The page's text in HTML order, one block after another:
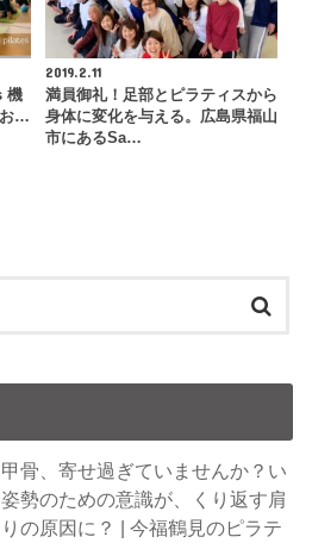
機
お…
2019.2.11
満員御礼！足部とピラティスから
身体に変化を与える。広島県福山
市にあるSa…
骨、寄せ過ぎていませんか？い
勢のための意識が、くり返す肩
の原因に？ | 今福鶴見のピラテ